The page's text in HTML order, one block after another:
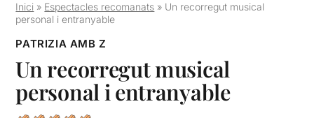
Inici » Espectacles recomanats » Un recorregut musical
personal i entranyable
PATRIZIA AMB Z
Un recorregut musical
personal i entranyable